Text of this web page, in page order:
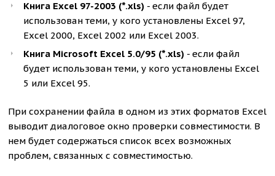
Книга Excel 97-2003 (*.xls) - если файл будет
использован теми, у кого установлены Excel 97,
Excel 2000, Excel 2002 или Excel 2003.
Книга Microsoft Excel 5.0/95 (*.xls) - если файл
будет использован теми, у кого установлены Excel
5 или Excel 95.
При сохранении файла в одном из этих форматов Excel
выводит диалоговое окно проверки совместимости. В
нем будет содержаться список всех возможных
проблем, связанных с совместимостью.